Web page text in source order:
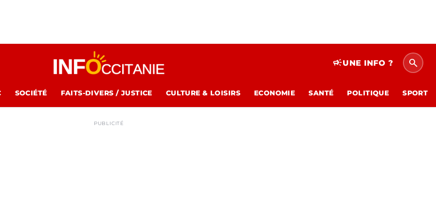
campaignUNE INFO ? search
SOCIÉTÉ FAITS-DIVERS / JUSTICE CULTURE & LOISIRS ECONOMIE SANTÉ POLITIQUE SPORT
PUBLICITÉ